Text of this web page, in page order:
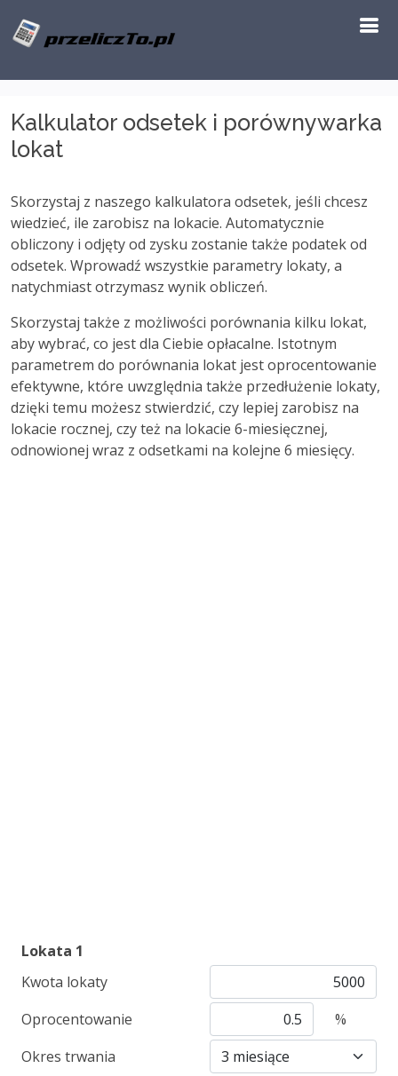
Kalkulator odsetek i porównywarka
lokat
Skorzystaj z naszego kalkulatora odsetek, jeśli chcesz
wiedzieć, ile zarobisz na lokacie. Automatycznie
obliczony i odjęty od zysku zostanie także podatek od
odsetek. Wprowadź wszystkie parametry lokaty, a
natychmiast otrzymasz wynik obliczeń.
Skorzystaj także z możliwości porównania kilku lokat,
aby wybrać, co jest dla Ciebie opłacalne. Istotnym
parametrem do porównania lokat jest oprocentowanie
efektywne, które uwzględnia także przedłużenie lokaty,
dzięki temu możesz stwierdzić, czy lepiej zarobisz na
lokacie rocznej, czy też na lokacie 6-miesięcznej,
odnowionej wraz z odsetkami na kolejne 6 miesięcy.
Lokata 1
Kwota lokaty
Oprocentowanie
%
Okres trwania